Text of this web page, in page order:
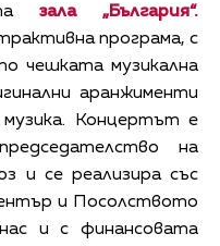
зала „България“.
програма, с
чешката музикална
аранжименти
Концертът е
на
и се реализира със
и Посолството
и с финансовата